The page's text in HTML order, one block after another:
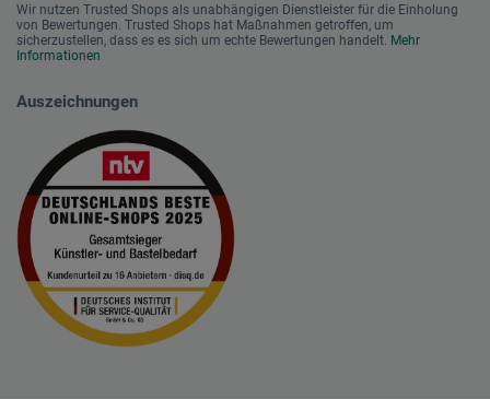
Wir nutzen Trusted Shops als unabhängigen Dienstleister für die Einholung
von Bewertungen. Trusted Shops hat Maßnahmen getroffen, um
sicherzustellen, dass es es sich um echte Bewertungen handelt. Mehr
Informationen
Auszeichnungen